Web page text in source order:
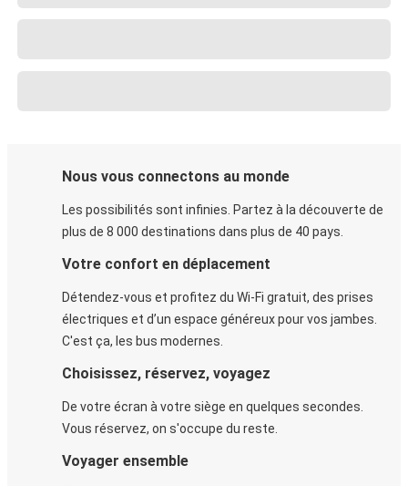
Nous vous connectons au monde
Les possibilités sont infinies. Partez à la découverte de
plus de 8 000 destinations dans plus de 40 pays.
Votre confort en déplacement
Détendez-vous et profitez du Wi-Fi gratuit, des prises
électriques et d’un espace généreux pour vos jambes.
C'est ça, les bus modernes.
Choisissez, réservez, voyagez
De votre écran à votre siège en quelques secondes.
Vous réservez, on s'occupe du reste.
Voyager ensemble